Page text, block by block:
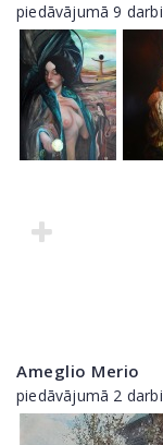
piedāvājumā 9 darbi
Ameglio Merio
piedāvājumā 2 darbi